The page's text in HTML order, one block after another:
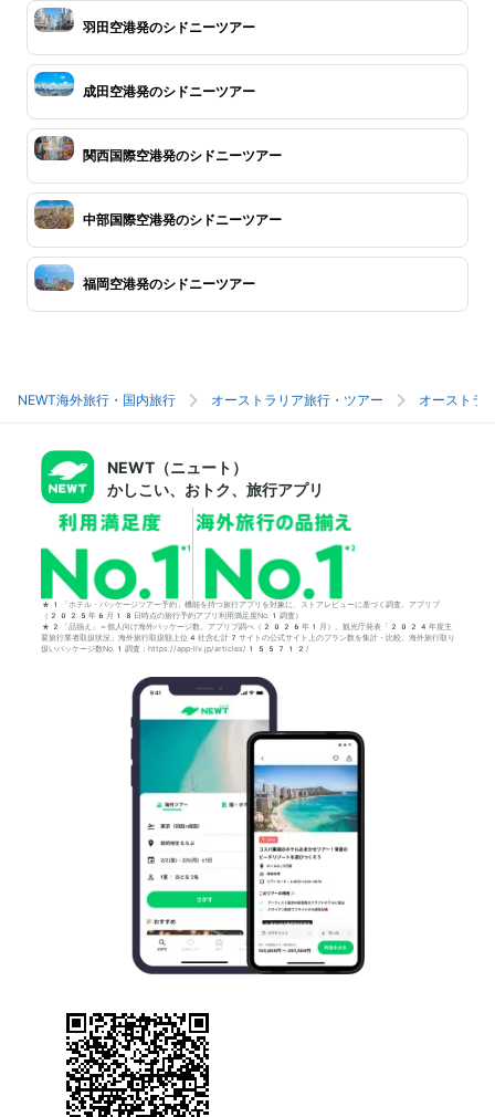
羽田空港発のシドニーツアー
成田空港発のシドニーツアー
関西国際空港発のシドニーツアー
中部国際空港発のシドニーツアー
福岡空港発のシドニーツアー
NEWT海外旅行・国内旅行 オーストラリア旅行・ツアー オーストラ
NEWT（ニュート）
かしこい、おトク、旅行アプリ
*1「ホテル・パッケージツアー予約」機能を持つ旅行アプリを対象に、ストアレビューに基づく調査。アプリブ
（2025年6月18日時点の旅行予約アプリ利用満足度No.1調査）
*2「品揃え」＝個人向け海外パッケージ数。アプリブ調べ（2026年1月）。観光庁発表「2024年度主
要旅行業者取扱状況」海外旅行取扱額上位4社含む計7サイトの公式サイト上のプラン数を集計・比較。海外旅行取り
扱いパッケージ数No.1調査：https://app-liv.jp/articles/155712/